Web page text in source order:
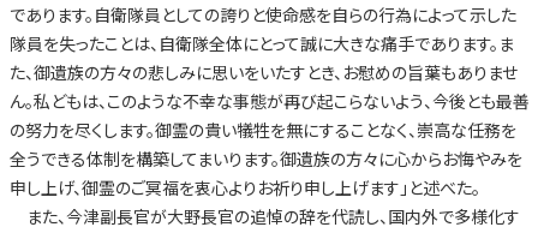
であります。自衛隊員としての誇りと使命感を自らの行為によって示した
隊員を失ったことは、自衛隊全体にとって誠に大きな痛手であります。ま
た、御遺族の方々の悲しみに思いをいたすとき、お慰めの旨葉もありませ
ん。私どもは、このような不幸な事態が再び起こらないよう、今後とも最善
の努力を尽くします。御霊の貴い犠牲を無にすることなく、崇高な任務を
全うできる体制を構築してまいります。御遺族の方々に心からお悔やみを
申し上げ、御霊のご冥福を衷心よりお祈り申し上げます」と述べた。
また、今津副長官が大野長官の追悼の辞を代読し、国内外で多様化す